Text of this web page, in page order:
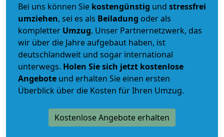
Bei uns können Sie kostengünstig und stressfrei
umziehen, sei es als Beiladung oder als
kompletter Umzug. Unser Partnernetzwerk, das
wir über die Jahre aufgebaut haben, ist
deutschlandweit und sogar international
unterwegs. Holen Sie sich jetzt kostenlose
Angebote und erhalten Sie einen ersten
Überblick über die Kosten für Ihren Umzug.
Kostenlose Angebote erhalten